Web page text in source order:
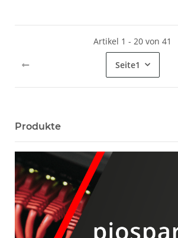
Artikel 1 - 20 von 41
Seite1
Produkte